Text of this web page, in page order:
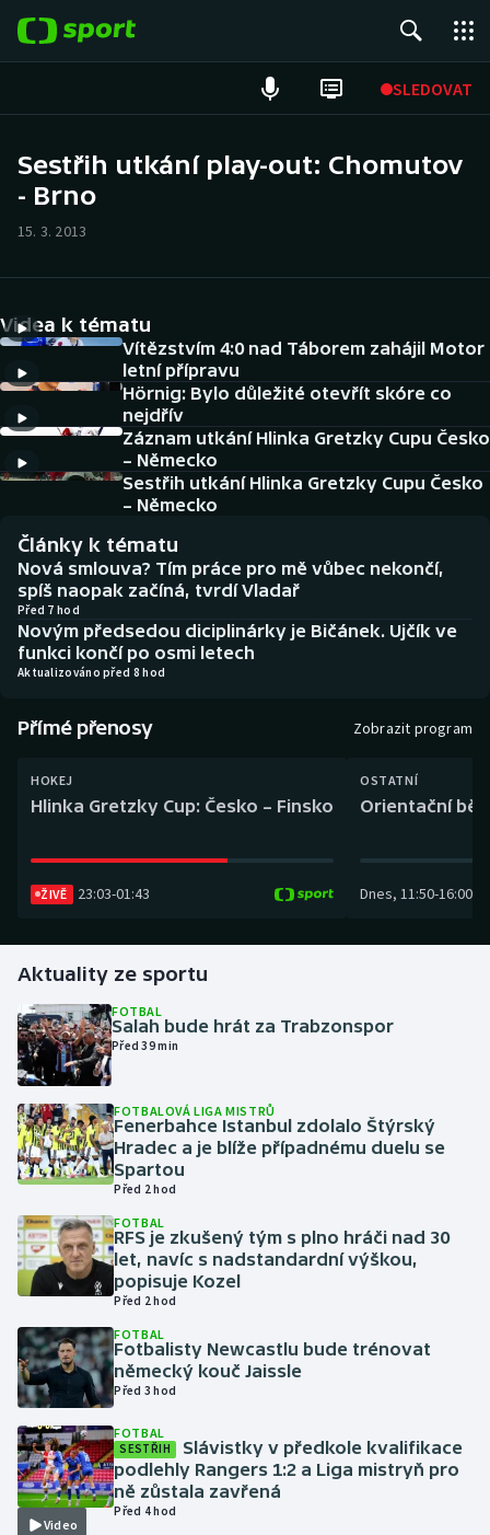
SLEDOVAT
Hokej
Cyklistika
DALŠÍ SPORTY
Americký fotbal
Baseball a softbal
Basketbal
Biatlon
Boby a skeleton
Box
Golf
Gymnastika
Házená
Jezdectví
Judo
Krasobruslení
Lezení
Lyže a snowboard
Moderní pětiboj
Motorsport
Olympijské hry
NEPŘEHLÉDNĚTE
Historické návraty
Aplikace ČT sport
AZ kvíz
Sestřih utkání play-out: Chomutov
- Brno
15. 3. 2013
Videa k tématu
Vítězstvím 4:0 nad Táborem zahájil Motor
letní přípravu
Hörnig: Bylo důležité otevřít skóre co
nejdřív
Záznam utkání Hlinka Gretzky Cupu Česko
– Německo
Sestřih utkání Hlinka Gretzky Cupu Česko
– Německo
Články k tématu
Nová smlouva? Tím práce pro mě vůbec nekončí,
spíš naopak začíná, tvrdí Vladař
Před 7 hod
Novým předsedou diciplinárky je Bičánek. Ujčík ve
funkci končí po osmi letech
Aktualizováno před 8 hod
Přímé přenosy Zobrazit program
HOKEJ
Hlinka Gretzky Cup: Česko – Finsko
ŽIVĚ 23:03-01:43
OSTATNÍ
Orientační
Dnes, 11:50-16:00
Aktuality ze sportu
FOTBAL
Salah bude hrát za Trabzonspor
Před 39 min
FOTBALOVÁ LIGA MISTRŮ
Fenerbahce Istanbul zdolalo Štýrský
Hradec a je blíže případnému duelu se
Spartou
Před 2 hod
FOTBAL
RFS je zkušený tým s plno hráči nad 30
let, navíc s nadstandardní výškou,
popisuje Kozel
Před 2 hod
FOTBAL
Fotbalisty Newcastlu bude trénovat
německý kouč Jaissle
Před 3 hod
Video
FOTBAL
SESTŘIH
Slávistky v předkole kvalifikace
podlehly Rangers 1:2 a Liga mistryň pro
ně zůstala zavřená
Před 4 hod